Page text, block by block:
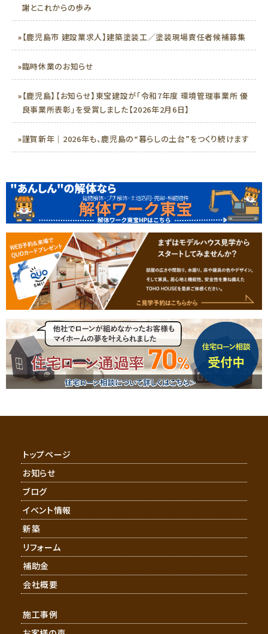
謝とこれからの歩み
»【鹿児島市 建設業求人】建築塗装工／塗装現場責任者候補募集
»臨時休業のお知らせ
»【鹿児島】【お知らせ】東宝建設が「令和7年度 環境管理事業所 優
良事業所表彰」を受賞しました【2026年2月6日】
»謹賀新年｜2026年も、鹿児島の“暮らしの土台”をつくり続けます
トップページ
お知らせ
ブログ
イベント情報
新築
リフォーム
補助金
会社概要
施工事例